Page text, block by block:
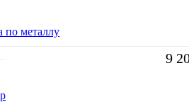
по металлу
9